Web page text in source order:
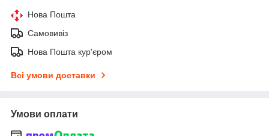
Нова Пошта
Самовивіз
Нова Пошта кур'єром
Всі умови доставки
Умови оплати